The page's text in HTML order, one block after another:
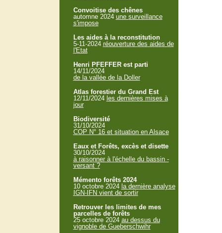
Convoitise des chênes
automne 2024 une surveillance
s'impose
Les aides à la reconstitution
5-11-2024 réouverture des aides de
l'Etat
Henri PFEFFER est parti
14/11/2024
de la vallée de la Doller
Atlas forestier du Grand Est
12/11/2024 les dernières mises à
jour
Biodiversité
31/10/2024
COP N° 16 et situation en Alsace
Eaux et Forêts, excès et disette
30/10/2024
à raisonner à l'échelle du bassin -
versant ?
Mémento forêts 2024
10 octobre 2024 la dernière analyse
IGN-IFN vient de sortir
Retrouver les limites de mes
parcelles de forêts
25 octobre 2024 au dessus du
vignoble de Gueberschwihr